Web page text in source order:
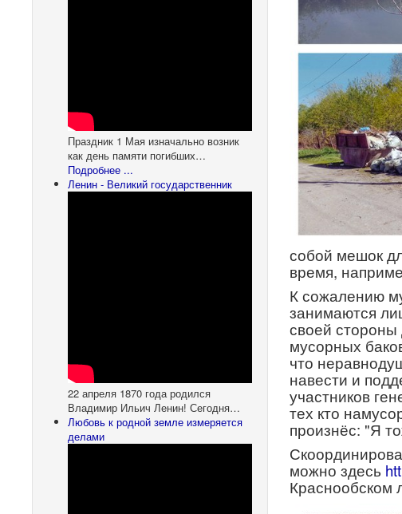
Праздник 1 Мая изначально возник
как день памяти погибших…
Подробнее ...
Ленин - Великий государственник
22 апреля 1870 года родился
Владимир Ильич Ленин! Сегодня…
Любовь к родной земле измеряется
делами
собой мешок
время,
К сожалению
занимаются
своей
мусорных
что
навести и
участников
тех кто
произнёс: "Я
можно здесь
Краснообском